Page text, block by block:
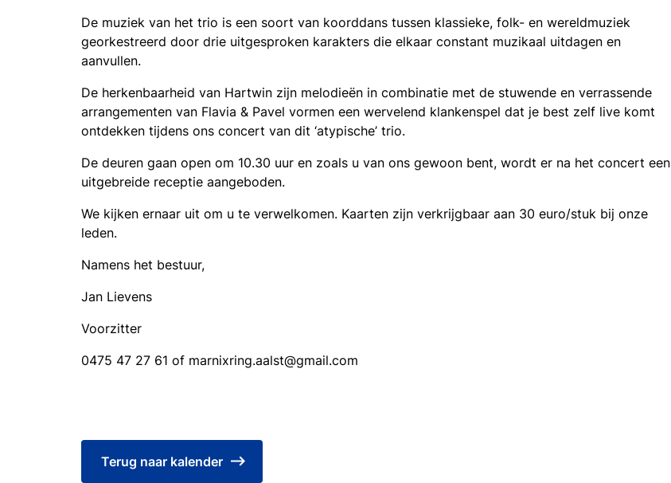
De muziek van het trio is een soort van koorddans tussen klassieke, folk- en wereldmuziek
georkestreerd door drie uitgesproken karakters die elkaar constant muzikaal uitdagen en
aanvullen.
De herkenbaarheid van Hartwin zijn melodieën in combinatie met de stuwende en verrassende
arrangementen van Flavia & Pavel vormen een wervelend klankenspel dat je best zelf live komt
ontdekken tijdens ons concert van dit ‘atypische’ trio.
De deuren gaan open om 10.30 uur en zoals u van ons gewoon bent, wordt er na het concert een
uitgebreide receptie aangeboden.
We kijken ernaar uit om u te verwelkomen. Kaarten zijn verkrijgbaar aan 30 euro/stuk bij onze
leden.
Namens het bestuur,
Jan Lievens
Voorzitter
0475 47 27 61 of marnixring.aalst@gmail.com
Terug naar kalender